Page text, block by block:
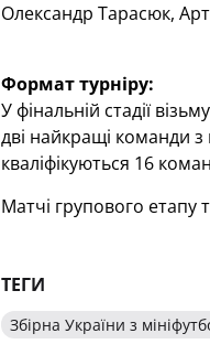
Олександр Тарасюк,
Формат турніру:
У фінальній стадії
дві найкращі команди
кваліфікуються 16
Матчі групового
ТЕГИ
Збірна України з